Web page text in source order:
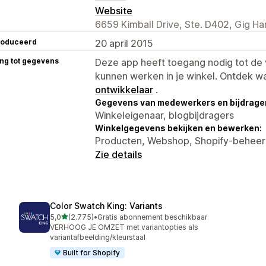
Website
6659 Kimball Drive, Ste. D402, Gig
20 april 2015
tot gegevens
Deze app heeft toegang nodig tot
kunnen werken in je winkel. Ontdek
ontwikkelaar .
Gegevens van medewerkers en
Winkeleigenaar, blogbijdragers
Winkelgegevens bekijken en bewerken:
Producten, Webshop, Shopify-
Zie details
Color Swatch King: Variants
5,0van 5 sterren
(2.775)
2775 recensies in totaal
•Gratis abonnement beschikbaar
VERHOOG JE OMZET met variantopties als
variantafbeelding/kleurstaal
Built for Shopify